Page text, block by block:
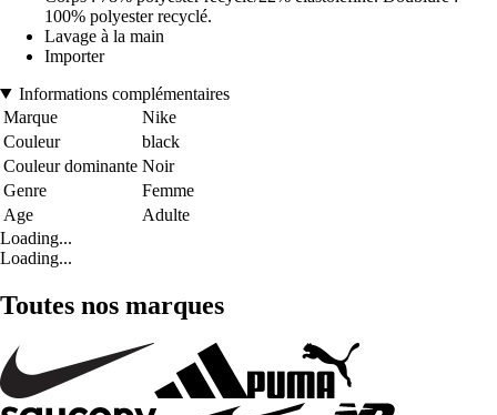
100% polyester recyclé.
Lavage à la main
Importer
Informations complémentaires
Marque
Nike
Couleur
black
Couleur dominante Noir
Genre
Femme
Age
Adulte
Loading...
Loading...
Toutes nos marques